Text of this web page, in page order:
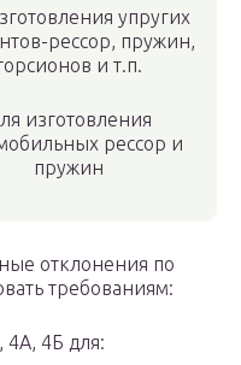
упругих
рессор, пружин,
и т.п.
изготовления
рессор и
пружин
отклонения по
требованиям:
4А, 4Б для: